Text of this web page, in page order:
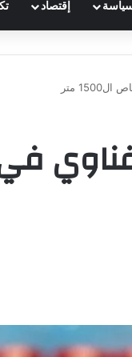
إقتصاد
متر